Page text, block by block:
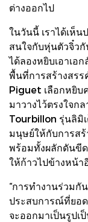
ต่างออกไป
ในวันนี้ เราได้เห็
สนใจกับหุ่นตัวจิ๋วกั
ได้ลองหยิบเอาเอ
พื้นที่การสร้างสรร
Piguet เลือกหยิบ
มาวางไว้ตรงใจก
Tourbillon รุ่นลิมิ
มนุษย์ให้กับการสร้
พร้อมทั้งผลักดันขีด
ให้ก้าวไปข้างหน้
“การทํางานร่วม
ประสบการณ์ที่ยอด
จะออกมาเป็นรูปเ